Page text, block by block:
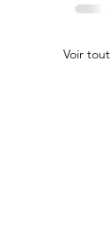
Voir tout